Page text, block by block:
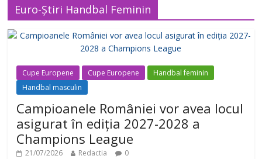
Euro-Știri Handbal Feminin
Cupe Europene Cupe Europene
Handbal feminin
Handbal masculin
Campioanele României vor avea locul
asigurat în ediția 2027-2028 a
Champions League
21/07/2026 Redactia 0